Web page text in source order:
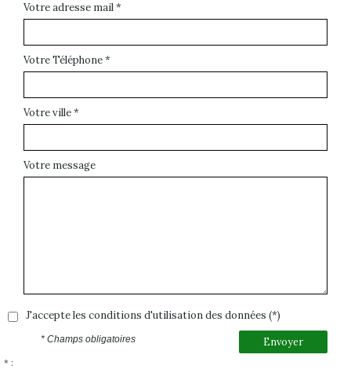
Votre adresse mail *
Votre Téléphone *
Votre ville *
Votre message
J'accepte les conditions d'utilisation des données (*)
Envoyer
* Champs obligatoires
* :